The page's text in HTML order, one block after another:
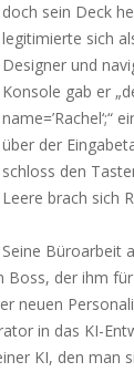
doch sein Deck
legitimierte sich
Designer und
Konsole gab er
name=’Rachel‘;“
über der
schloss den
Leere brach sich
Seine Büroarbeit
Boss, der ihm
neuen
in das KI-
KI, den man